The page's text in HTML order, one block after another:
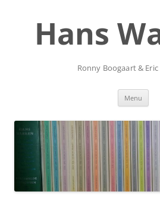
inhoudHans
Ronny Boogaart &
Menu